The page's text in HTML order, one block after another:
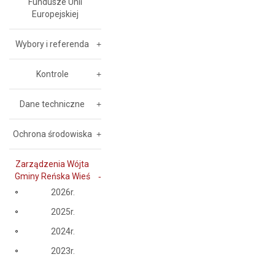
Europejskiej
Wybory i referenda
Kontrole
Dane techniczne
Ochrona środowiska
Zarządzenia Wójta
Gminy Reńska Wieś
2026r.
2025r.
2024r.
2023r.